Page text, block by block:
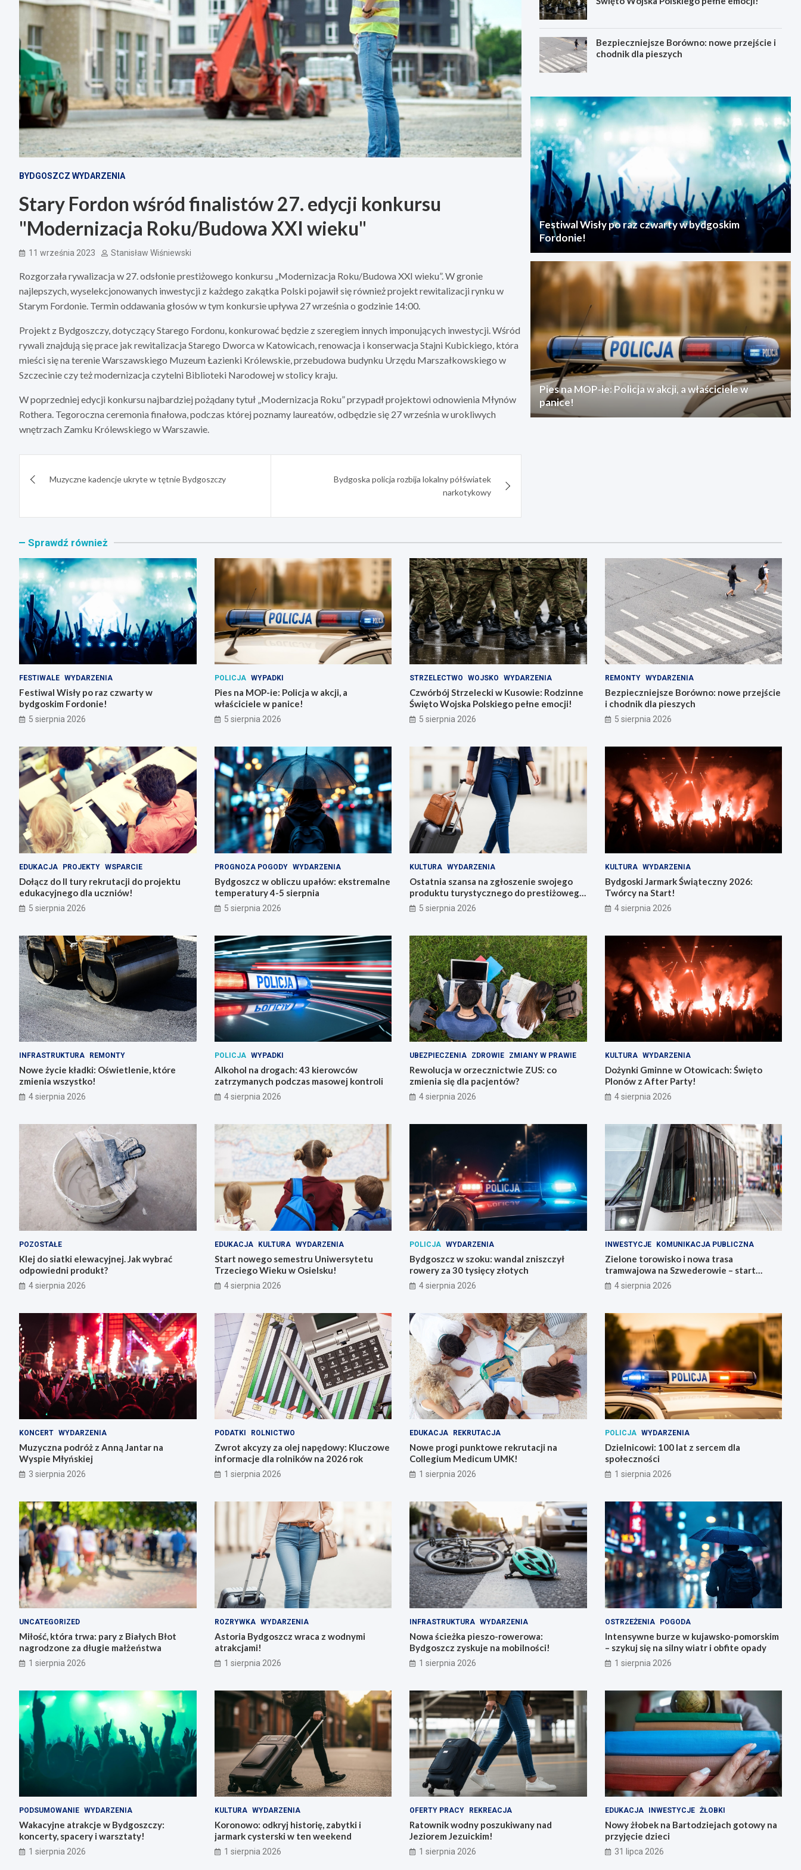
BYDGOSZCZ WYDARZENIA
Stary Fordon wśród finalistów 27. edycji konkursu
"Modernizacja Roku/Budowa XXI wieku"
11 września 2023 Stanisław Wiśniewski
Rozgorzała rywalizacja w 27. odsłonie prestiżowego konkursu „Modernizacja Roku/Budowa XXI wieku”. W gronie
najlepszych, wyselekcjonowanych inwestycji z każdego zakątka Polski pojawił się również projekt rewitalizacji rynku w
Starym Fordonie. Termin oddawania głosów w tym konkursie upływa 27 września o godzinie 14:00.
Projekt z Bydgoszczy, dotyczący Starego Fordonu, konkurować będzie z szeregiem innych imponujących inwestycji. Wśród
rywali znajdują się prace jak rewitalizacja Starego Dworca w Katowicach, renowacja i konserwacja Stajni Kubickiego, która
mieści się na terenie Warszawskiego Muzeum Łazienki Królewskie, przebudowa budynku Urzędu Marszałkowskiego w
Szczecinie czy też modernizacja czytelni Biblioteki Narodowej w stolicy kraju.
W poprzedniej edycji konkursu najbardziej pożądany tytuł „Modernizacja Roku” przypadł projektowi odnowienia Młynów
Rothera. Tegoroczna ceremonia finałowa, podczas której poznamy laureatów, odbędzie się 27 września w urokliwych
wnętrzach Zamku Królewskiego w Warszawie.
wpisuMuzyczne kadencje ukryte w tętnie Bydgoszczy
Bydgoska policja rozbija lokalny półświatek
narkotykowy
Bezpieczniejsze Borówno: nowe przejście i
chodnik dla pieszych
Festiwal Wisły po raz czwarty w bydgoskim
Fordonie!
Pies na MOP-ie: Policja w akcji, a właściciele w
panice!
Sprawdź również
FESTIWALE WYDARZENIA
Festiwal Wisły po raz czwarty w
bydgoskim Fordonie!
5 sierpnia 2026
POLICJA WYPADKI
Pies na MOP-ie: Policja w akcji, a
właściciele w panice!
5 sierpnia 2026
STRZELECTWO WOJSKO WYDARZENIA
Czwórbój Strzelecki w Kusowie: Rodzinne
Święto Wojska Polskiego pełne emocji!
5 sierpnia 2026
REMONTY WYDARZENIA
Bezpieczniejsze Borówno: nowe przejście
i chodnik dla pieszych
5 sierpnia 2026
EDUKACJA PROJEKTY WSPARCIE
Dołącz do II tury rekrutacji do projektu
edukacyjnego dla uczniów!
5 sierpnia 2026
PROGNOZA POGODY WYDARZENIA
Bydgoszcz w obliczu upałów: ekstremalne
temperatury 4-5 sierpnia
5 sierpnia 2026
KULTURA WYDARZENIA
Ostatnia szansa na zgłoszenie swojego
produktu turystycznego do prestiżowego
konkursu POT
5 sierpnia 2026
KULTURA WYDARZENIA
Bydgoski Jarmark Świąteczny 2026:
Twórcy na Start!
4 sierpnia 2026
INFRASTRUKTURA REMONTY
Nowe życie kładki: Oświetlenie, które
zmienia wszystko!
4 sierpnia 2026
POLICJA WYPADKI
Alkohol na drogach: 43 kierowców
zatrzymanych podczas masowej kontroli
4 sierpnia 2026
UBEZPIECZENIA ZDROWIE ZMIANY W PRAWIE
Rewolucja w orzecznictwie ZUS: co
zmienia się dla pacjentów?
4 sierpnia 2026
KULTURA WYDARZENIA
Dożynki Gminne w Otowicach: Święto
Plonów z After Party!
4 sierpnia 2026
POZOSTAŁE
Klej do siatki elewacyjnej. Jak wybrać
odpowiedni produkt?
4 sierpnia 2026
EDUKACJA KULTURA WYDARZENIA
Start nowego semestru Uniwersytetu
Trzeciego Wieku w Osielsku!
4 sierpnia 2026
POLICJA WYDARZENIA
Bydgoszcz w szoku: wandal zniszczył
rowery za 30 tysięcy złotych
4 sierpnia 2026
INWESTYCJE KOMUNIKACJA PUBLICZNA
Zielone torowisko i nowa trasa
tramwajowa na Szwederowie – start
budowy!
4 sierpnia 2026
KONCERT WYDARZENIA
Muzyczna podróż z Anną Jantar na
Wyspie Młyńskiej
3 sierpnia 2026
PODATKI ROLNICTWO
Zwrot akcyzy za olej napędowy: Kluczowe
informacje dla rolników na 2026 rok
1 sierpnia 2026
EDUKACJA REKRUTACJA
Nowe progi punktowe rekrutacji na
Collegium Medicum UMK!
1 sierpnia 2026
POLICJA WYDARZENIA
Dzielnicowi: 100 lat z sercem dla
społeczności
1 sierpnia 2026
UNCATEGORIZED
Miłość, która trwa: pary z Białych Błot
nagrodzone za długie małżeństwa
1 sierpnia 2026
ROZRYWKA WYDARZENIA
Astoria Bydgoszcz wraca z wodnymi
atrakcjami!
1 sierpnia 2026
INFRASTRUKTURA WYDARZENIA
Nowa ścieżka pieszo-rowerowa:
Bydgoszcz zyskuje na mobilności!
1 sierpnia 2026
OSTRZEŻENIA POGODA
Intensywne burze w kujawsko-pomorskim
– szykuj się na silny wiatr i obfite opady
1 sierpnia 2026
PODSUMOWANIE WYDARZENIA
Wakacyjne atrakcje w Bydgoszczy:
koncerty, spacery i warsztaty!
1 sierpnia 2026
KULTURA WYDARZENIA
Koronowo: odkryj historię, zabytki i
jarmark cysterski w ten weekend
1 sierpnia 2026
OFERTY PRACY REKREACJA
Ratownik wodny poszukiwany nad
Jeziorem Jezuickim!
1 sierpnia 2026
EDUKACJA INWESTYCJE ŻŁOBKI
Nowy żłobek na Bartodziejach gotowy na
przyjęcie dzieci
31 lipca 2026